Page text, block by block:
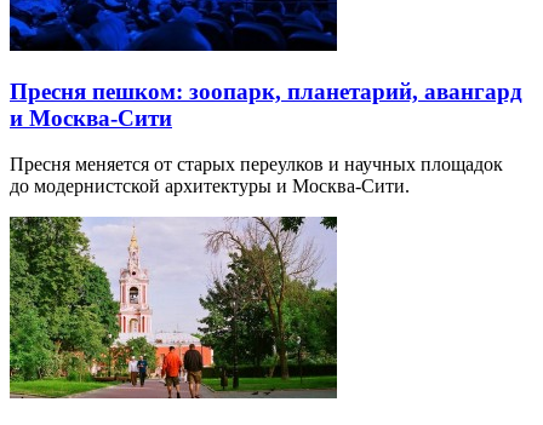
Пресня пешком: зоопарк, планетарий, авангард
и Москва-Сити
Пресня меняется от старых переулков и научных площадок
до модернистской архитектуры и Москва-Сити.